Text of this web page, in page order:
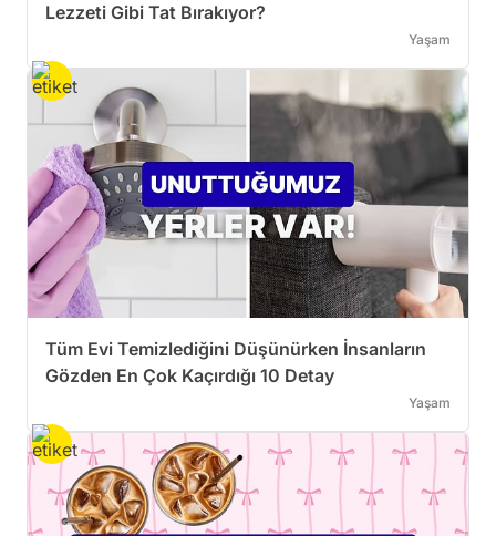
Lezzeti Gibi Tat Bırakıyor?
Yaşam
Tüm Evi Temizlediğini Düşünürken İnsanların
Gözden En Çok Kaçırdığı 10 Detay
Yaşam